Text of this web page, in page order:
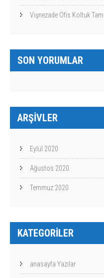
Vişnezade Ofis Koltuk
SON YORUMLAR
ARŞIVLER
Eylül 2020
Ağustos 2020
Temmuz 2020
KATEGORILER
anasayfa Yazılar